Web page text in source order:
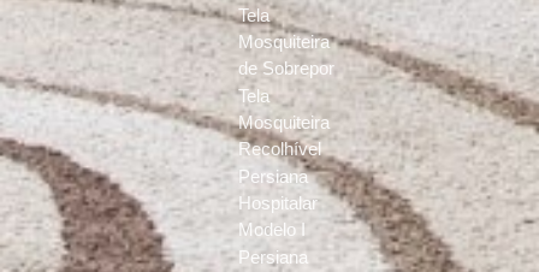
Tela
Mosquiteira
de Sobrepor
Tela
Mosquiteira
Recolhível
Persiana
Hospitalar
Modelo I
Persiana